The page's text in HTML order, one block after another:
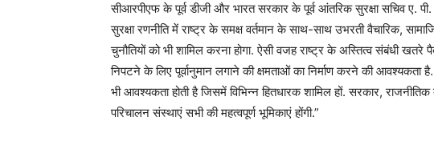
सीआरपीएफ के पूर्व डीजी और भारत सरकार के पूर्व आंतरिक सुरक्षा सचिव ए. पी.
सुरक्षा रणनीति में राष्ट्र के समक्ष वर्तमान के साथ-साथ उभरती वैचारिक,
चुनौतियों को भी शामिल करना होगा. ऐसी वजह राष्ट्र के अस्तित्व संबंधी
निपटने के लिए पूर्वानुमान लगाने की क्षमताओं का निर्माण करने की
भी आवश्यकता होती है जिसमें विभिन्न हितधारक शामिल हों. सरकार,
परिचालन संस्थाएं सभी की महत्वपूर्ण भूमिकाएं होंगी.”